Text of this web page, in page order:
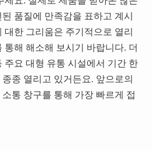
품질에 만족감을 표하고 계시
한 그리움은 주기적으로 열리
통해 해소해 보시기 바랍니다. 더
주요 대형 유통 시설에서 기간 한
종 열리고 있거든요. 앞으로의
통 창구를 통해 가장 빠르게 접